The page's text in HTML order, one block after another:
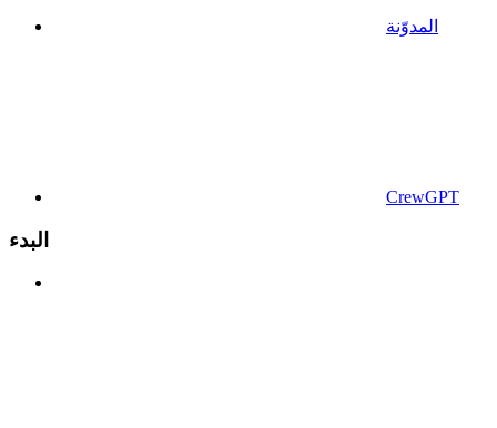
المدوّنة
CrewGPT
البدء